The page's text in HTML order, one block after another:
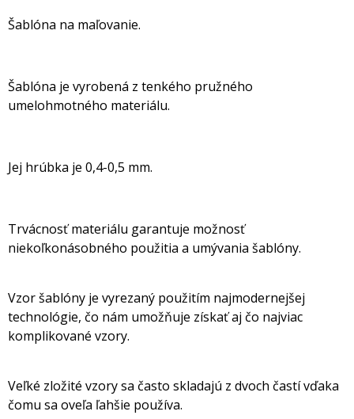
Šablóna na maľovanie.
Šablóna je vyrobená z tenkého pružného
umelohmotného materiálu.
Jej hrúbka je 0,4-0,5 mm.
Trvácnosť materiálu garantuje možnosť
niekoľkonásobného použitia a umývania šablóny.
Vzor šablóny je vyrezaný použitím najmodernejšej
technológie, čo nám umožňuje získať aj čo najviac
komplikované vzory.
Veľké zložité vzory sa často skladajú z dvoch častí vďaka
čomu sa oveľa ľahšie používa.